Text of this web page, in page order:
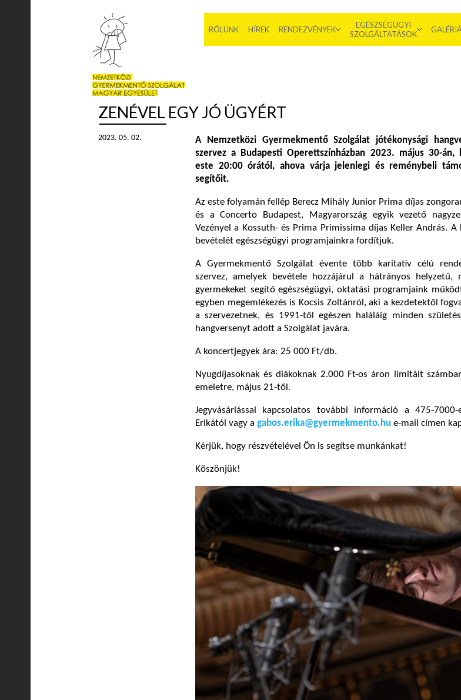
RÓLUNK HÍREK RENDEZVÉNYEK
EGÉSZSÉGÜGYI
SZOLGÁLTATÁSOK
ZENÉVEL EGY JÓ ÜGYÉRT
2023. 05. 02.
A Nemzetközi Gyermekmentő Szolgálat jótékonysági
szervez a Budapesti Operettszínházban 2023. május 30-án,
este 20:00 órától, ahova várja jelenlegi és reménybeli
segítőit.
Az este folyamán fellép Berecz Mihály Junior Prima díjas
és a Concerto Budapest, Magyarország egyik vezető
Vezényel a Kossuth- és Prima Primissima díjas Keller András. A
bevételét egészségügyi programjainkra fordítjuk.
A Gyermekmentő Szolgálat évente több karitatív célú
szervez, amelyek bevétele hozzájárul a hátrányos helyzetű,
gyermekeket segítő egészségügyi, oktatási programjaink
egyben megemlékezés is Kocsis Zoltánról, aki a kezdetektől
a szervezetnek, és 1991-től egészen haláláig minden
hangversenyt adott a Szolgálat javára.
A koncertjegyek ára: 25 000 Ft/db.
Nyugdíjasoknak és diákoknak 2.000 Ft-os áron limitált
emeletre, május 21-től.
Jegyvásárlással kapcsolatos további információ a 475-7000-
Erikától vagy a gabos.erika@gyermekmento.hu e-mail címen
Kérjük, hogy részvételével Ön is segítse munkánkat!
Köszönjük!